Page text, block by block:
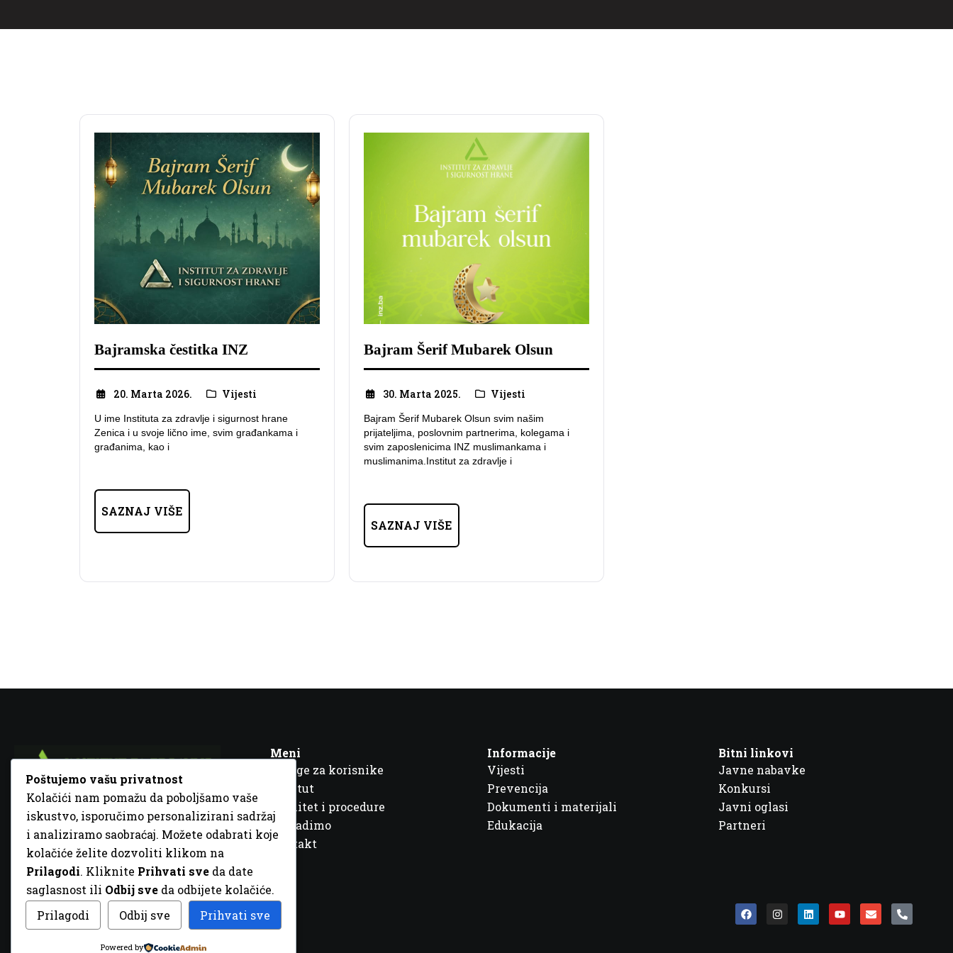
Bajramska čestitka INZ
20. Marta 2026. Vijesti
U ime Instituta za zdravlje i sigurnost hrane
Zenica i u svoje lično ime, svim građankama i
građanima, kao i
SAZNAJ VIŠE
Bajram Šerif Mubarek Olsun
30. Marta 2025. Vijesti
Bajram Šerif Mubarek Olsun svim našim
prijateljima, poslovnim partnerima, kolegama i
svim zaposlenicima INZ muslimankama i
muslimanima.Institut za zdravlje i
SAZNAJ VIŠE
Fra Ivana Jukića br. 2, 72000 Zenica, BiH
+387 32 448 001
info@inz.ba
http://www.inz.ba
Meni
Usluge za korisnike
Institut
Kvalitet i procedure
Šta radimo
Kontakt
Informacije
Vijesti
Prevencija
Dokumenti i materijali
Edukacija
Bitni linkovi
Javne nabavke
Konkursi
Javni oglasi
Partneri
© 2026 Sva prava zadržana. DizajnGordonDM
Poštujemo vašu privatnost
Kolačići nam pomažu da poboljšamo vaše
iskustvo, isporučimo personalizirani sadržaj
i analiziramo saobraćaj. Možete odabrati koje
kolačiće želite dozvoliti klikom na
Prilagodi. Kliknite Prihvati sve da date
saglasnost ili Odbij sve da odbijete kolačiće.
Prilagodi
Odbij sve Prihvati sve
Powered by